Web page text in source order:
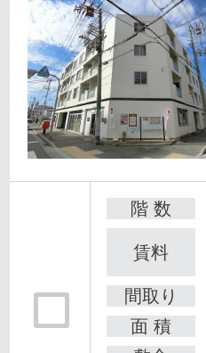
階 数
賃料
間取り
面 積